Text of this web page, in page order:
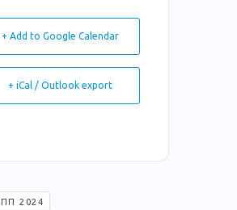
+ Add to Google Calendar
+ iCal / Outlook export
2024